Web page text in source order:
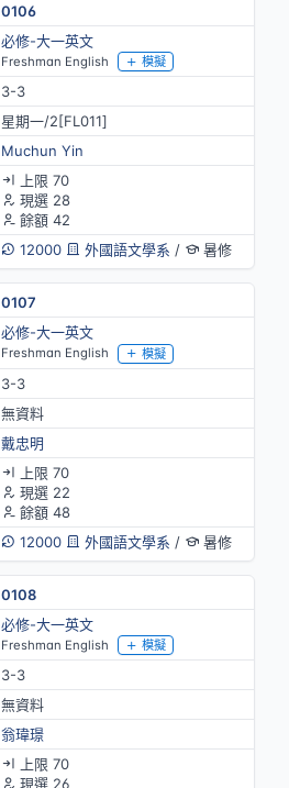
0106
必修-大一英文
Freshman English 模擬
3-3
星期一/2[FL011]
Muchun Yin
上限 70
現選 28
餘額 42
12000
外國語文學系 / 暑修
0107
必修-大一英文
Freshman English 模擬
3-3
無資料
戴忠明
上限 70
現選 22
餘額 48
12000
外國語文學系 / 暑修
0108
必修-大一英文
Freshman English 模擬
3-3
無資料
翁瑋璟
上限 70
現選 26